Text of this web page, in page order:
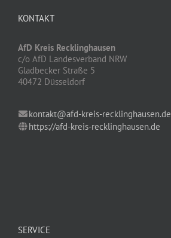
KONTAKT
AfD Kreis Recklinghausen
c/o AfD Landesverband NRW
Gladbecker Straße 5
40472 Düsseldorf
kontakt@afd-kreis-recklinghausen.de
https://afd-kreis-recklinghausen.de
SERVICE